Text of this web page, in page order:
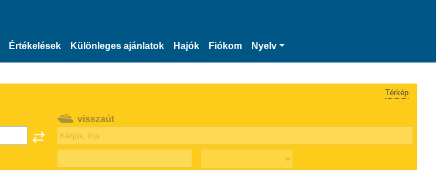
Értékelések Különleges ajánlatok Hajók Fiókom Nyelv
Térkép
visszaút